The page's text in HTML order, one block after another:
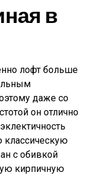
в
лофт больше
даже со
он отлично
классическую
с обивкой
кирпичную